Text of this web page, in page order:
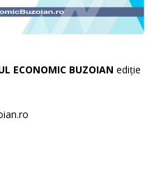
ECONOMIC BUZOIAN ediție